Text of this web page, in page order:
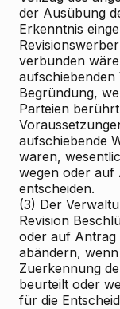
der Ausübung
Erkenntnis
verbunden
Begründung,
Parteien
aufschiebende
waren,
wegen oder auf
entscheiden.
(3) Der
Revision
oder auf Antrag
abändern,
Zuerkennung
beurteilt oder
für die